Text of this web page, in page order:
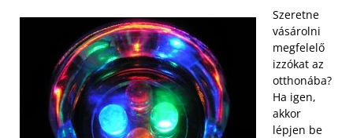
Szeretne
vásárolni
megfelelő
izzókat az
otthonába?
Ha igen,
akkor
lépjen be